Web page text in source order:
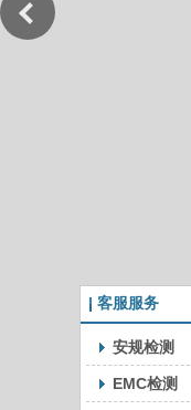
客服服务
安规检测
EMC检测